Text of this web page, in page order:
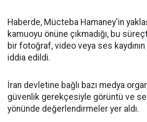
Haberde, Mücteba Hamaney'in
kamuoyu önüne çıkmadığı, bu
bir fotoğraf, video veya ses kaydının
iddia edildi.
İran devletine bağlı bazı medya
güvenlik gerekçesiyle görüntü ve ses
yönünde değerlendirmeler yer aldı.